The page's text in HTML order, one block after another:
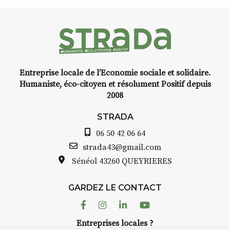
INTERVIEW
avez ouvert une galerie à
Auzon…
Bernard TURLE Le Fumoir n’est
pas une galerie permanente.
AuzonToujoursorganise
dans le village. Des artistes et
caves, les granges d’Auzon. Le
Entreprise locale de l’Economie sociale et solidaire.
Humaniste, éco-citoyen et résolument Positif depuis
2008
STRADA
06 50 42 06 64
strada43@gmail.com
Sénéol 43260 QUEYRIERES
GARDEZ LE CONTACT
FacebookInstagram
LinkedinYoutube
Entreprises locales ?